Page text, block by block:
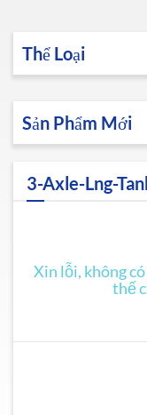
Thể Loại
Sản Phẩm Mới
3-Axle-Lng-
Xin lỗi, không
thế